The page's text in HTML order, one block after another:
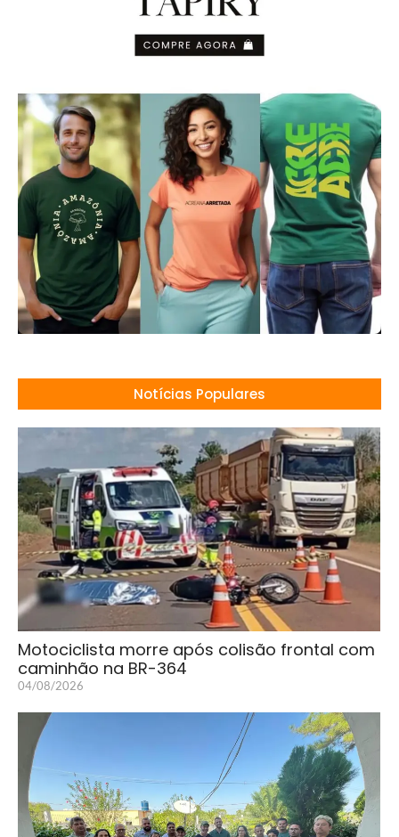
Notícias Populares
Motociclista morre após colisão frontal com
caminhão na BR-364
04/08/2026